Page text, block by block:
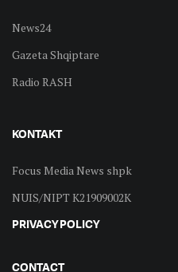
News24
Gazeta Shqiptare
Radio RASH
KONTAKT
Focus Media News shpk
NUIS/NIPT K21909002K
PRIVACY POLICY
CONTACT